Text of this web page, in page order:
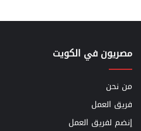
مصريون في الكويت
من نحن
فريق العمل
إنضم لفريق العمل